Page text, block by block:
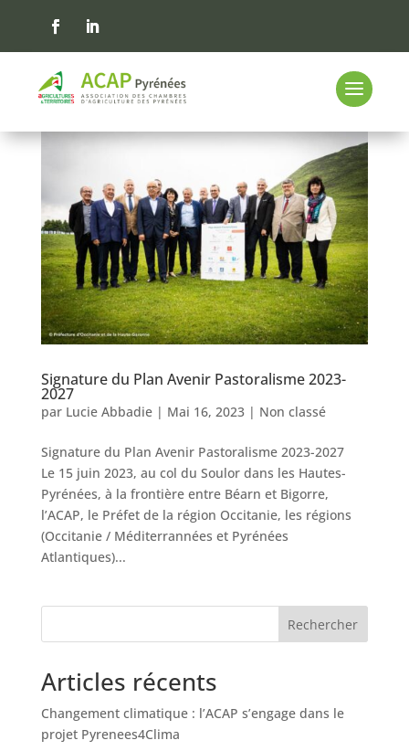
Signature du Plan Avenir Pastoralisme 2023-
2027
par Lucie Abbadie| Mai 16, 2023| Non classé
Signature du Plan Avenir Pastoralisme 2023-2027
Le 15 juin 2023, au col du Soulor dans les Hautes-
Pyrénées, à la frontière entre Béarn et Bigorre,
l’ACAP, le Préfet de la région Occitanie, les régions
(Occitanie / Méditerrannées et Pyrénées
Atlantiques)...
Rechercher
Articles récents
Changement climatique : l’ACAP s’engage dans le
projet Pyrenees4Clima